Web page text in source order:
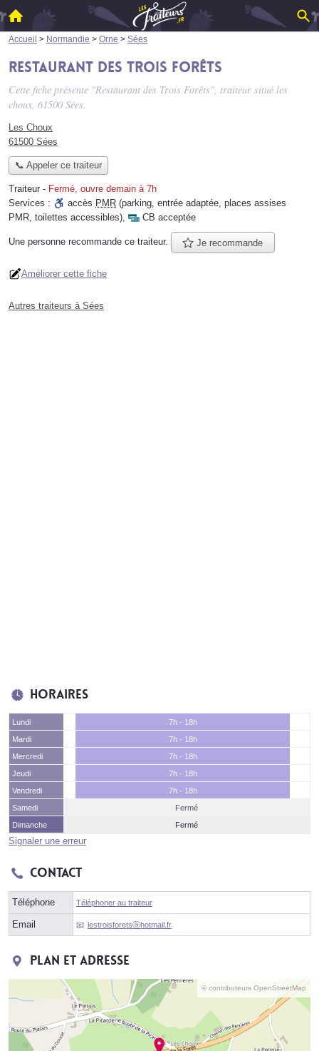
Accueil > Normandie > Orne > Sées
Restaurant des Trois Forêts
Cette fiche présente "Restaurant des Trois Forêts", traiteur situé les
choux, 61500 Sées.
Les Choux
61500 Sées
📞 Appeler ce traiteur
Traiteur - Fermé, ouvre demain à 7h
Services :
accès PMR (parking, entrée adaptée, places assises
PMR, toilettes accessibles), CB acceptée
Une personne recommande ce traiteur. Je recommande
Améliorer cette fiche
Autres traiteurs à Sées
Horaires
Lundi
7h - 18h
Mardi
7h - 18h
Mercredi
7h - 18h
Jeudi
7h - 18h
Vendredi
7h - 18h
Samedi
Fermé
Dimanche
Fermé
Signaler une erreur
Contact
Téléphone Téléphoner au traiteur
Email lestroisforetsⓐhotmail.fr
Plan et adresse
© contributeurs OpenStreetMap